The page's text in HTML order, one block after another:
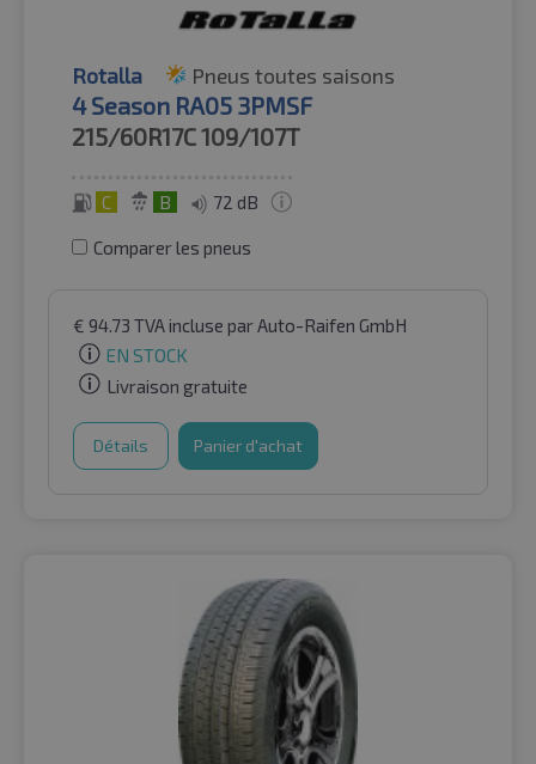
Rotalla Pneus toutes saisons
4 Season RA05 3PMSF
215/60R17C109/107T
C B 72 dB
Comparer les pneus
€ 94.73 TVA incluse par Auto-Raifen GmbH
EN STOCK
Livraison gratuite
Détails Panier d'achat